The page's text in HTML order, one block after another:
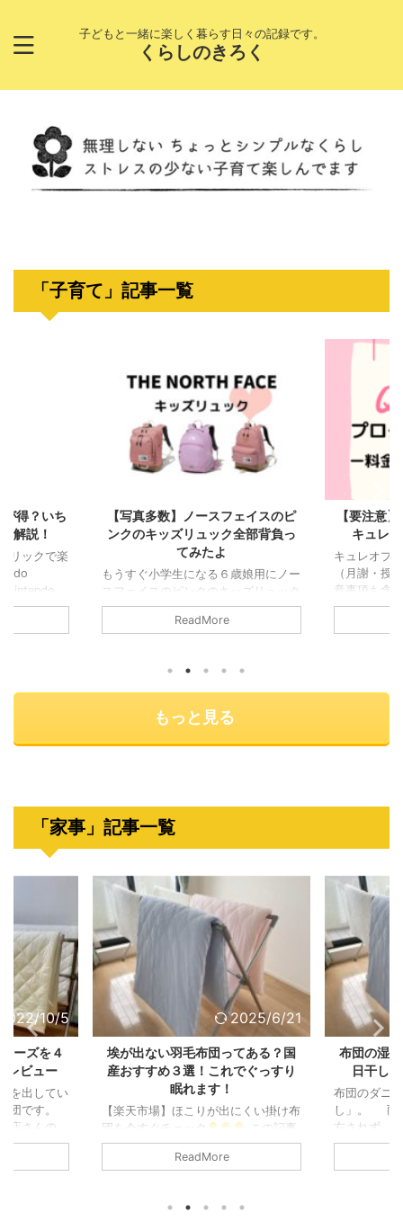
子どもと一緒に楽しく暮らす日々の記録です。
くらしのきろく
「子育て」記事一覧
得？いち
解説！
リックで楽
Nintendo
オンレッ
記事でわ
＼読みた
【写真多数】ノースフェイスのピ
ンクのキッズリュック全部背負っ
てみたよ
もうすぐ小学生になる６歳娘用にノー
スフェイスのピンクのキッズリュック
を探しています。 保育園・幼稚園用
から、小中学生まで使えるもので、ピ
めながら検討したので、女の子用にノ
ースフェイスのピンクのリュックを探
してる方の参考になったら嬉しいで
す！ ↓今回ご紹介しているノースフ
ェイスキッズリュック【ピンク】の一
ReadMore
【要注意
キュレ
キュレオプ
（月謝・授
意事項も含
教室の授業
（小２〜推
す）上のリ
もっと見る
「家事」記事一覧
10/5
ーズを４
レビュー
を出してい
団です。
店さんの
年以上使っ
2025/6/21
埃が出ない羽毛布団ってある？国
産おすすめ３選！これでぐっすり
眠れます！
【楽天市場】ほこりが出にくい掛け布
団を今すぐチェック
この記事
では、ほこりが出ない布団、おすすめ
3選を紹介します！ アレルギーの
眠れない！！ これは、ダニか、ほこ
ReadMore
布団の湿
日干し
布団のダニ
し」。 雨
右されず、
ニ対策がし